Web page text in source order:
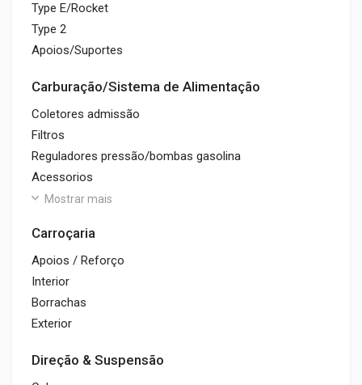
Type E/Rocket
Type 2
Apoios/Suportes
Carburação/Sistema de Alimentação
Coletores admissão
Filtros
Reguladores pressão/bombas gasolina
Acessorios
Mostrar mais
Carroçaria
Apoios / Reforço
Interior
Borrachas
Exterior
Direção & Suspensão